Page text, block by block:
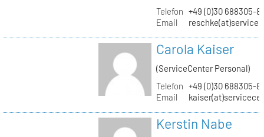
Telefon +49 (0)30 688305-
Email
Carola Kaiser
(ServiceCenter Personal)
Telefon +49 (0)30 688305-
Email
Kerstin Nabe